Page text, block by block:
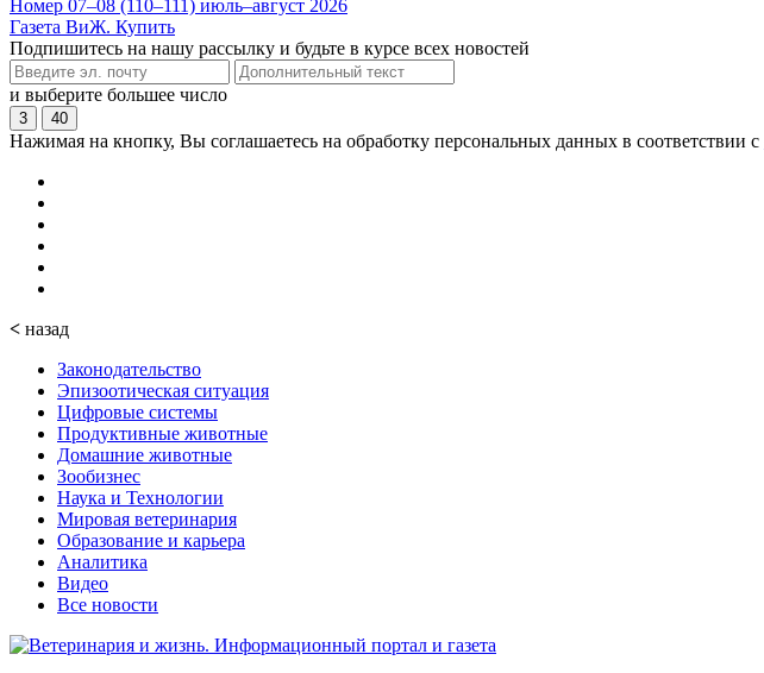
Номер 07–08 (110–111) июль–август 2026
Газета ВиЖ. Купить
Подпишитесь на нашу рассылку и будьте в курсе всех новостей
и выберите большее число
3 40
Нажимая на кнопку, Вы соглашаетесь на обработку персональных данных в соответствии с
< назад
Законодательство
Эпизоотическая ситуация
Цифровые системы
Продуктивные животные
Домашние животные
Зообизнес
Наука и Технологии
Мировая ветеринария
Образование и карьера
Аналитика
Видео
Все новости